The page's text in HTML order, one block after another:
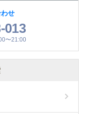
せ
013
〜21:00